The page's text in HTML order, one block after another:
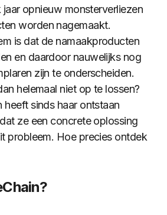
jaar opnieuw monsterverliezen
worden nagemaakt.
is dat de namaakproducten
en daardoor nauwelijks nog
zijn te onderscheiden.
helemaal niet op te lossen?
heeft sinds haar ontstaan
ze een concrete oplossing
probleem. Hoe precies ontdek